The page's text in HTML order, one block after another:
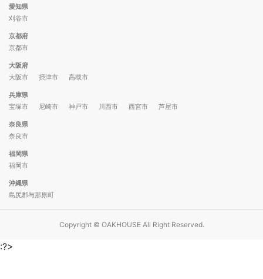
愛知県
刈谷市
京都府
京都市
大阪府
大阪市
摂津市 高槻市
兵庫県
宝塚市
尼崎市 神戸市 川西市 西宮市 芦屋市
奈良県
奈良市
福岡県
福岡市
沖縄県
島尻郡与那原町
Copyright © OAKHOUSE All Right Reserved.
:?>